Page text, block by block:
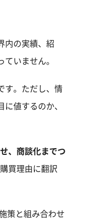
内の実績、紹
いません。
す。ただし、情
値するのか、
、商談化までつ
買理由に翻訳
策と組み合わせ